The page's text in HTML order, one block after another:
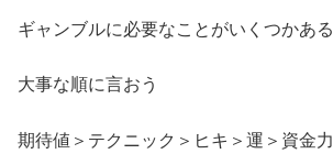
ギャンブルに必要なことがいくつかある
大事な順に言おう
期待値＞テクニック＞ヒキ＞運＞資金力